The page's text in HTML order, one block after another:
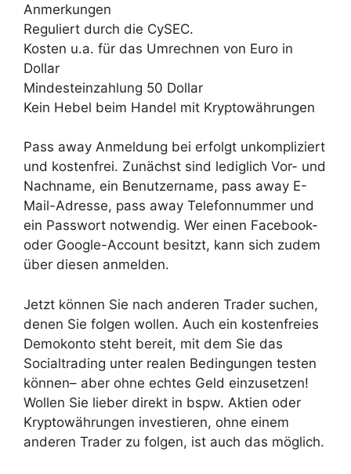
Anmerkungen
Reguliert durch die CySEC.
Kosten u.a. für das Umrechnen von Euro in
Dollar
Mindesteinzahlung 50 Dollar
Kein Hebel beim Handel mit Kryptowährungen
Pass away Anmeldung bei erfolgt unkompliziert
und kostenfrei. Zunächst sind lediglich Vor- und
Nachname, ein Benutzername, pass away E-
Mail-Adresse, pass away Telefonnummer und
ein Passwort notwendig. Wer einen Facebook-
oder Google-Account besitzt, kann sich zudem
über diesen anmelden.
Jetzt können Sie nach anderen Trader suchen,
denen Sie folgen wollen. Auch ein kostenfreies
Demokonto steht bereit, mit dem Sie das
Socialtrading unter realen Bedingungen testen
können– aber ohne echtes Geld einzusetzen!
Wollen Sie lieber direkt in bspw. Aktien oder
Kryptowährungen investieren, ohne einem
anderen Trader zu folgen, ist auch das möglich.